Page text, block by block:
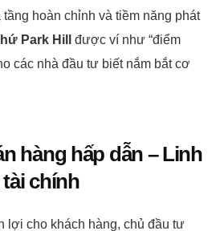
hoàn chỉnh và tiềm năng phát
Park Hill
được ví như “điểm
các nhà đầu tư biết nắm bắt cơ
hàng hấp dẫn – Linh
chính
lợi cho khách hàng, chủ đầu tư